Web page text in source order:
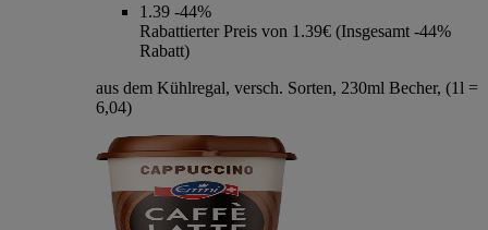
1.39 -44%
Rabattierter Preis von 1.39€ (Insgesamt -44%
Rabatt)
aus dem Kühlregal, versch. Sorten, 230ml Becher, (1l =
6,04)